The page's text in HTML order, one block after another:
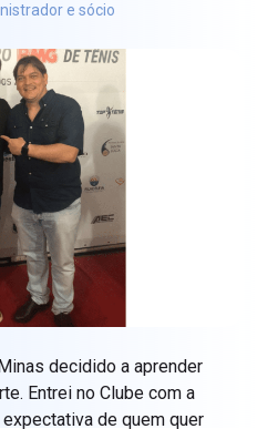
e sócio
decidido a aprender
Entrei no Clube com a
de quem quer